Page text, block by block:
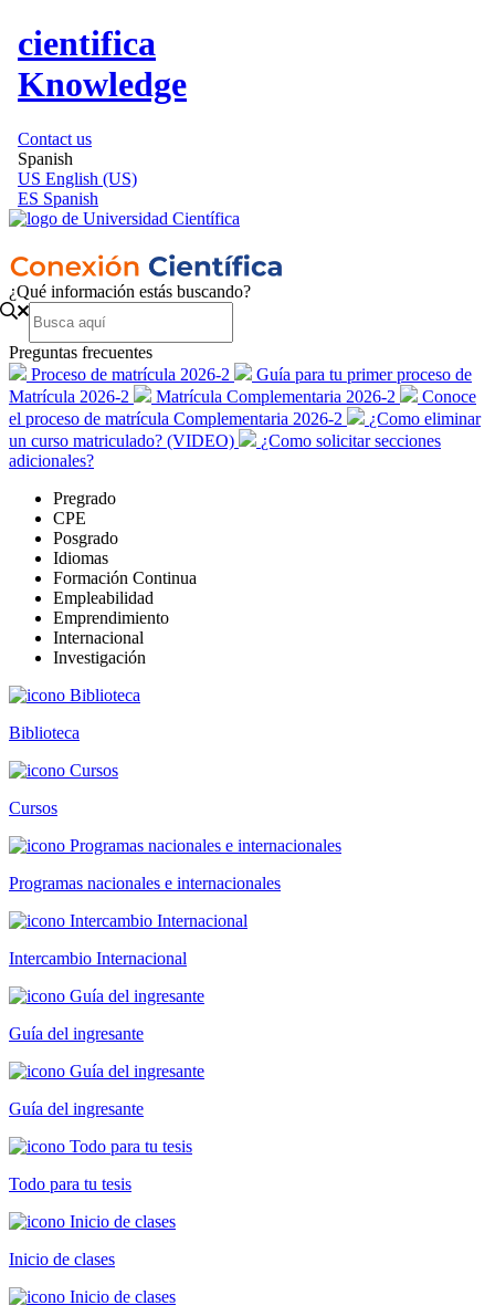
cientifica
Knowledge
Contact us
Spanish
US English (US)
ES Spanish
¿Qué información estás buscando?
Preguntas frecuentes
Proceso de matrícula 2026-2
Guía para tu primer proceso de
Matrícula 2026-2
Matrícula Complementaria 2026-2
Conoce
el proceso de matrícula Complementaria 2026-2
¿Como eliminar
un curso matriculado? (VIDEO)
¿Como solicitar secciones
adicionales?
Pregrado
CPE
Posgrado
Idiomas
Formación Continua
Empleabilidad
Emprendimiento
Internacional
Investigación
Biblioteca
Cursos
Programas nacionales e internacionales
Intercambio Internacional
Guía del ingresante
Guía del ingresante
Todo para tu tesis
Inicio de clases